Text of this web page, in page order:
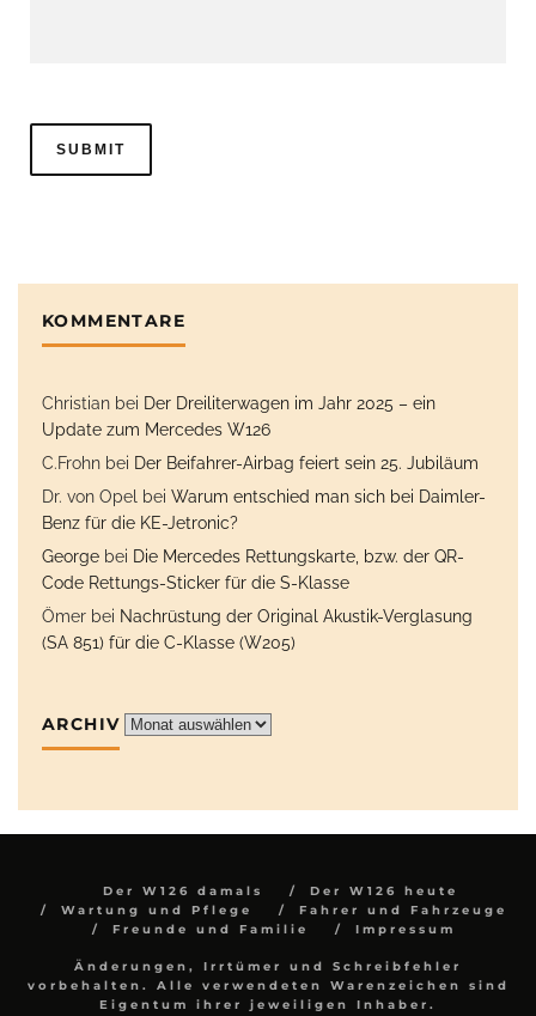
KOMMENTARE
Christian bei Der Dreiliterwagen im Jahr 2025 – ein
Update zum Mercedes W126
C.Frohn bei Der Beifahrer-Airbag feiert sein 25. Jubiläum
Dr. von Opel bei Warum entschied man sich bei Daimler-
Benz für die KE-Jetronic?
George bei Die Mercedes Rettungskarte, bzw. der QR-
Code Rettungs-Sticker für die S-Klasse
Ömer bei Nachrüstung der Original Akustik-Verglasung
(SA 851) für die C-Klasse (W205)
ARCHIV Archiv
Der W126 damals
Der W126 heute
Wartung und Pflege
Fahrer und Fahrzeuge
Freunde und Familie
Impressum
Änderungen, Irrtümer und Schreibfehler
vorbehalten. Alle verwendeten Warenzeichen sind
Eigentum ihrer jeweiligen Inhaber.